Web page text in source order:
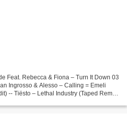
Feat. Rebecca & Fiona – Turn It Down 03
Ingrosso & Alesso – Calling = Emeli
-- Tiësto – Lethal Industry (Taped Remix)